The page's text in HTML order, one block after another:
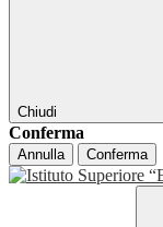
Chiudi
Conferma
Annulla Conferma